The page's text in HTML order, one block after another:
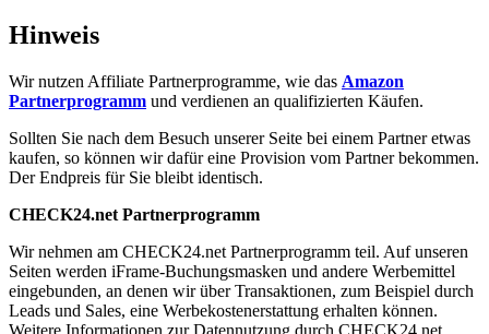
Hinweis
Wir nutzen Affiliate Partnerprogramme, wie das Amazon
Partnerprogramm und verdienen an qualifizierten Käufen.
Sollten Sie nach dem Besuch unserer Seite bei einem Partner etwas
kaufen, so können wir dafür eine Provision vom Partner bekommen.
Der Endpreis für Sie bleibt identisch.
CHECK24.net Partnerprogramm
Wir nehmen am CHECK24.net Partnerprogramm teil. Auf unseren
Seiten werden iFrame-Buchungsmasken und andere Werbemittel
eingebunden, an denen wir über Transaktionen, zum Beispiel durch
Leads und Sales, eine Werbekostenerstattung erhalten können.